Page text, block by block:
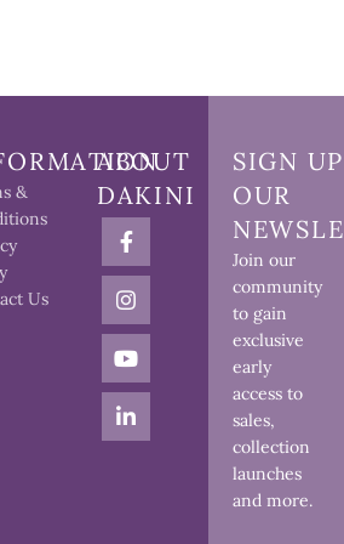
&
Us
ABOUT
DAKINI
SIGN
OUR
Join our
community
to gain
exclusive
early
access to
sales,
collection
launches
and more.